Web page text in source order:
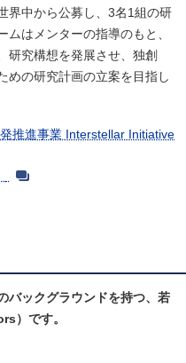
界中から公募し、3名1組の研
はメンターの指導のもと、
研究構想を発展させ、独創
めの研究計画の立案を目指し
推進事業 Interstellar Initiative
バックグラウンドを持つ、若
）です。